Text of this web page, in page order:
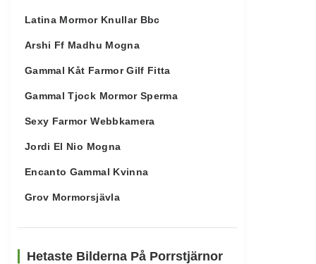
Latina Mormor Knullar Bbc
Arshi Ff Madhu Mogna
Gammal Kåt Farmor Gilf Fitta
Gammal Tjock Mormor Sperma
Sexy Farmor Webbkamera
Jordi El Nio Mogna
Encanto Gammal Kvinna
Grov Mormorsjävla
Hetaste Bilderna På Porrstjärnor